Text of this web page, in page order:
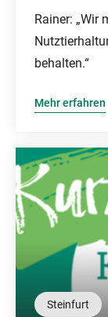
Rainer: „Wir
behalten.“
Mehr erfahren
Steinfurt